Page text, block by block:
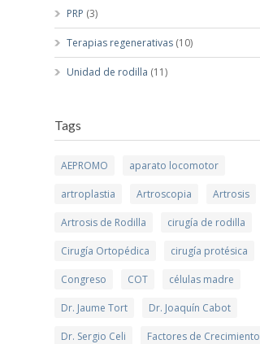
PRP (3)
Terapias regenerativas (10)
Unidad de rodilla (11)
Tags
AEPROMO aparato locomotor
artroplastia Artroscopia Artrosis
Artrosis de Rodilla cirugía de rodilla
Cirugía Ortopédica cirugía protésica
Congreso COT células madre
Dr. Jaume Tort Dr. Joaquín Cabot
Dr. Sergio Celi Factores de Crecimiento